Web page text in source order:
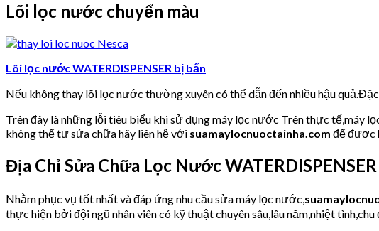
Lõi lọc nước chuyển màu
Lõi lọc nước WATERDISPENSER bị bẩn
Nếu không thay lõi lọc nước thường xuyên có thể dẫn đến nhiều hậu
Trên đây là những lỗi tiêu biểu khi sử dụng máy lọc nước Trên thực tế,máy
không thể tự sửa chữa hãy liên hệ với suamaylocnuoctainha.com để được
Địa Chỉ Sửa Chữa Lọc Nước
Nhằm phục vụ tốt nhất và đáp ứng nhu cầu sửa máy lọc nước,
thực hiện bởi đội ngũ nhân viên có kỹ thuật chuyên sâu,lâu năm,nhiệt tình,chu